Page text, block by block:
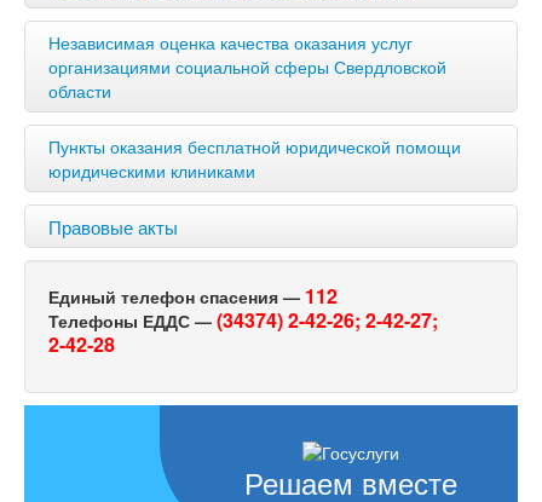
Независимая оценка качества оказания услуг
организациями социальной сферы Свердловской
области
Пункты оказания бесплатной юридической помощи
юридическими клиниками
Правовые акты
Единый телефон спасения — 112
Телефоны ЕДДС — (34374) 2-42-26; 2-42-27;
2-42-28
Решаем вместе